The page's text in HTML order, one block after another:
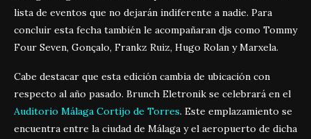
lista de eventos que no dejarán indiferente a nadie. Para
concluir esta fecha también le acompañaran djs como Tommy
Four Seven, Gonçalo, Frankz Ruiz, Hugo Rolan y Marxela.
Cabe destacar que esta edición cambia de ubicación con
respecto al año pasado. Brunch Eletronik se celebrará en el
Auditorio Málaga Cortijo de Torres. Este emplazamiento se
encuentra entre la ciudad de Málaga y el aeropuerto de dicha